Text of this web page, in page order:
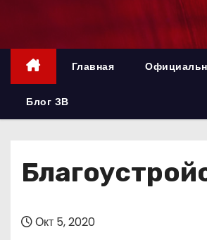
р
Главная
Блог ЗВ
Окт 5, 2020